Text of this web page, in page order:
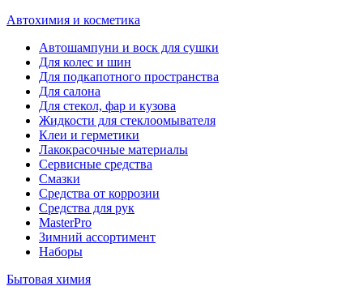
Автохимия и косметика
Автошампуни и воск для сушки
Для колес и шин
Для подкапотного пространства
Для салона
Для стекол, фар и кузова
Жидкости для стеклоомывателя
Клеи и герметики
Лакокрасочные материалы
Сервисные средства
Смазки
Средства от коррозии
Средства для рук
MasterPro
Зимний ассортимент
Наборы
Бытовая химия